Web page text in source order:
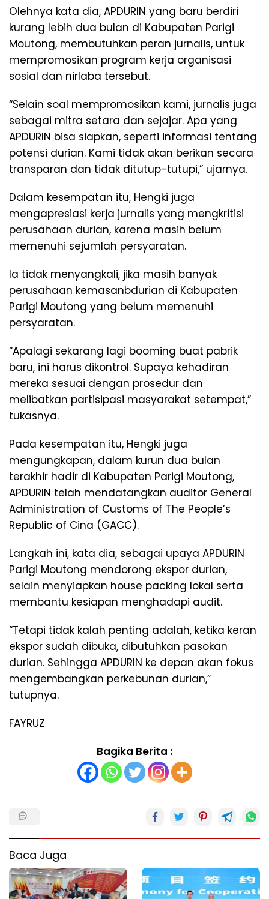
Olehnya kata dia, APDURIN yang baru berdiri
kurang lebih dua bulan di Kabupaten Parigi
Moutong, membutuhkan peran jurnalis, untuk
mempromosikan program kerja organisasi
sosial dan nirlaba tersebut.
“Selain soal mempromosikan kami, jurnalis juga
sebagai mitra setara dan sejajar. Apa yang
APDURIN bisa siapkan, seperti informasi tentang
potensi durian. Kami tidak akan berikan secara
transparan dan tidak ditutup-tutupi,” ujarnya.
Dalam kesempatan itu, Hengki juga
mengapresiasi kerja jurnalis yang mengkritisi
perusahaan durian, karena masih belum
memenuhi sejumlah persyaratan.
Ia tidak menyangkali, jika masih banyak
perusahaan kemasanbdurian di Kabupaten
Parigi Moutong yang belum memenuhi
persyaratan.
“Apalagi sekarang lagi booming buat pabrik
baru, ini harus dikontrol. Supaya kehadiran
mereka sesuai dengan prosedur dan
melibatkan partisipasi masyarakat setempat,”
tukasnya.
Pada kesempatan itu, Hengki juga
mengungkapan, dalam kurun dua bulan
terakhir hadir di Kabupaten Parigi Moutong,
APDURIN telah mendatangkan auditor General
Administration of Customs of The People’s
Republic of Cina (GACC).
Langkah ini, kata dia, sebagai upaya APDURIN
Parigi Moutong mendorong ekspor durian,
selain menyiapkan house packing lokal serta
membantu kesiapan menghadapi audit.
“Tetapi tidak kalah penting adalah, ketika keran
ekspor sudah dibuka, dibutuhkan pasokan
durian. Sehingga APDURIN ke depan akan fokus
mengembangkan perkebunan durian,”
tutupnya.
FAYRUZ
Bagika Berita :
Baca Juga